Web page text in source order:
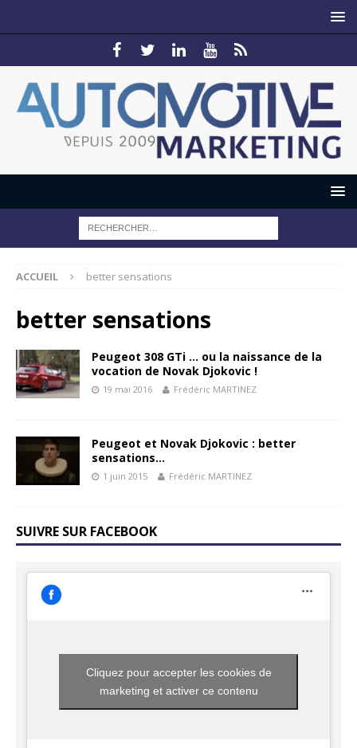
ACCUEIL better sensations
better sensations
Peugeot 308 GTi … ou la naissance de la
vocation de Novak Djokovic !
19 mai 2016 Frédéric MARTINEZ
Peugeot et Novak Djokovic : better
sensations…
1 juin 2015 Frédéric MARTINEZ
SUIVRE SUR FACEBOOK
Cliquez pour accepter les cookies de
marketing et activer ce contenu